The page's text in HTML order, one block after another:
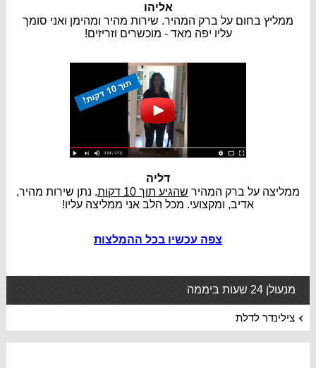
אליהו
ממליץ בחום על ברק המהיר. שירות מהיר ומהימן ואני סומך
עליו יפה מאד - מוכשרים וזריזים!
דליה
ממליצה על ברק המהיר שהגיע תוך 10 דקות
. נתן שירות מהיר,
אדיב, ומקצועי. מכל הלב אני ממליצה עליו!
צפה עכשיו בכל ההמלצות
מנעולן 24 שעות ביממה
צילינדר לדלת